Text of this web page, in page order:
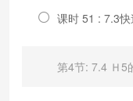
课时 51 : 7.3
第4节: 7.4 Ｈ5